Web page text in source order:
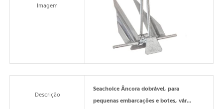
Imagem
Descrição
Seachoice Âncora dobrável, para
pequenas embarcações e botes, vár...